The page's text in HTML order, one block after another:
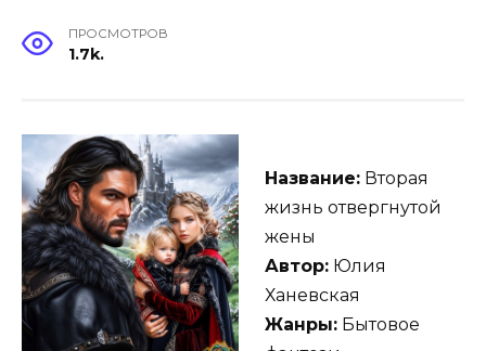
ПРОСМОТРОВ
1.7k.
Название: Вторая
жизнь отвергнутой
жены
Автор: Юлия
Ханевская
Жанры: Бытовое